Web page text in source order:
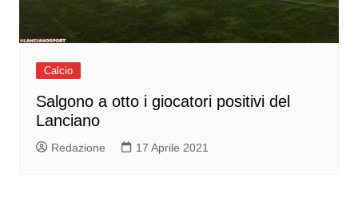
Calcio
Salgono a otto i giocatori positivi del
Lanciano
Redazione 17 Aprile 2021